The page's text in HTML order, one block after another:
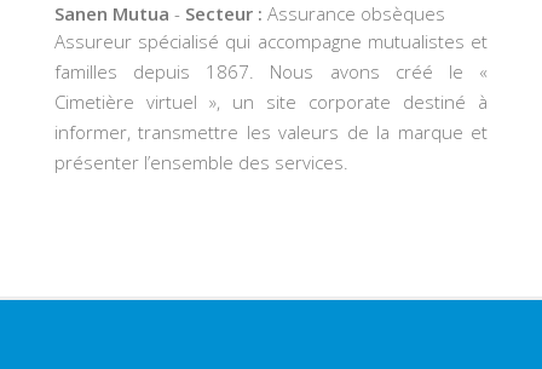
Sanen Mutua - Secteur : Assurance obsèques
Assureur spécialisé qui accompagne mutualistes et
familles depuis 1867. Nous avons créé le «
Cimetière virtuel », un site corporate destiné à
informer, transmettre les valeurs de la marque et
présenter l’ensemble des services.